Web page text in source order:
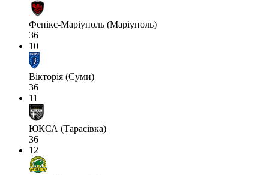
Фенікс-Маріуполь (Маріуполь)
36
10
Вікторія (Суми)
36
11
ЮКСА (Тарасівка)
36
12